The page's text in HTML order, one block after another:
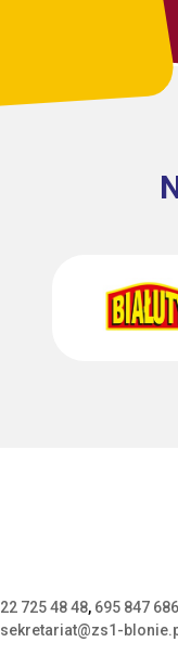
22 725 48 48, 695 847 686
sekretariat@zs1-